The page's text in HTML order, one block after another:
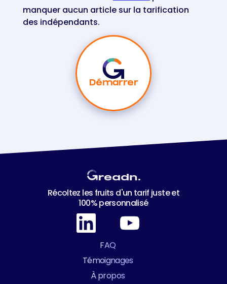
manquer aucun article sur la tarification
des indépendants.
Démarrer
Récoltez les fruits d'un tarif juste et
100% personnalisé
FAQ
Témoignages
À propos